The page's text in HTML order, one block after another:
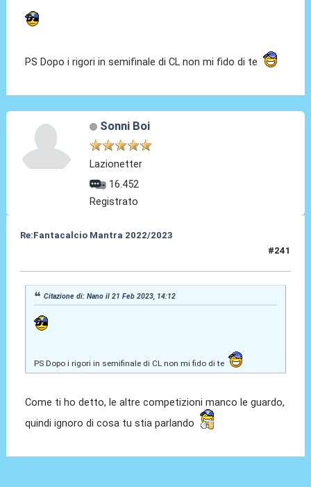
PS Dopo i rigori in semifinale di CL non mi fido di te
Sonni Boi
Lazionetter
16.452
Registrato
Re:Fantacalcio Mantra 2022/2023
#241
Citazione di: Nano il 21 Feb 2023, 14:12
PS Dopo i rigori in semifinale di CL non mi fido di te
Come ti ho detto, le altre competizioni manco le guardo,
quindi ignoro di cosa tu stia parlando